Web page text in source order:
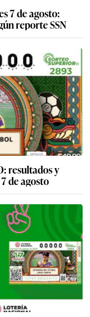
7 de agosto:
reporte SSN
resultados y
de agosto